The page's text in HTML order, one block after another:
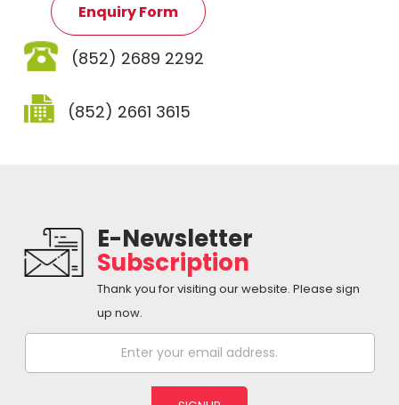
Enquiry Form
(852) 2689 2292
(852) 2661 3615
E-Newsletter
Subscription
Thank you for visiting our website. Please sign
up now.